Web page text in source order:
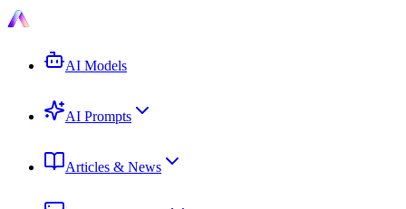
AI Models
AI Prompts
Articles & News